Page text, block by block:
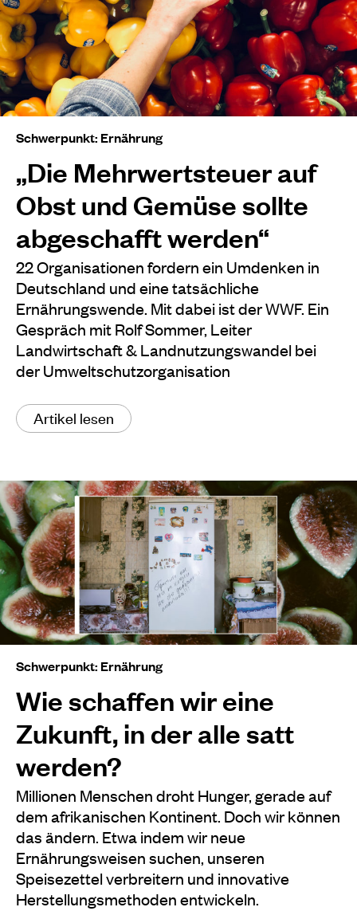
Schwerpunkt: Ernährung
„Die Mehrwertsteuer auf
Obst und Gemüse sollte
abgeschafft werden“
22 Organisationen fordern ein Umdenken in
Deutschland und eine tatsächliche
Ernährungswende. Mit dabei ist der WWF. Ein
Gespräch mit Rolf Sommer, Leiter
Landwirtschaft & Landnutzungswandel bei
der Umweltschutzorganisation
Artikel lesen
Schwerpunkt: Ernährung
Wie schaffen wir eine
Zukunft, in der alle satt
werden?
Millionen Menschen droht Hunger, gerade auf
dem afrikanischen Kontinent. Doch wir können
das ändern. Etwa indem wir neue
Ernährungsweisen suchen, unseren
Speisezettel verbreitern und innovative
Herstellungsmethoden entwickeln.